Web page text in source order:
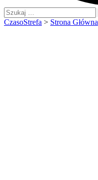
Szukaj:
CzasoStrefa > Strona Główna